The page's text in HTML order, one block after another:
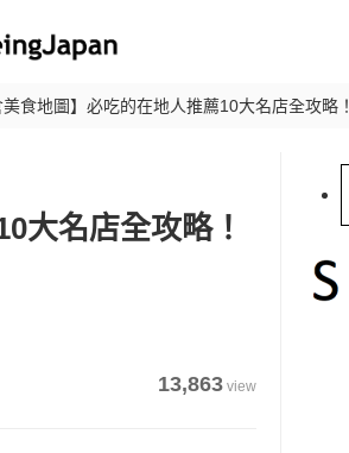
美食地圖】必吃的在地人推薦10大名店全攻略！
大名店全攻略！
13,863 view